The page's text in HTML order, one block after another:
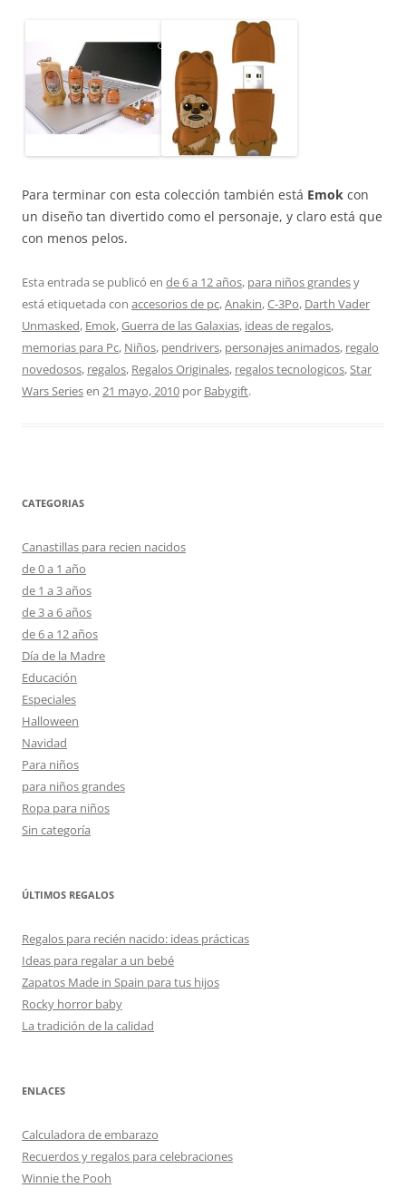
Para terminar con esta colección también está Emok con
un diseño tan divertido como el personaje, y claro está que
con menos pelos.
Esta entrada se publicó en de 6 a 12 años, para niños grandesy
está etiquetada con accesorios de pc,Anakin,C-3Po, Darth Vader
Unmasked, Emok,Guerra de las Galaxias, ideas de regalos,
memorias para Pc, Niños, pendrivers, personajes animados, regalo
novedosos, regalos, Regalos Originales, regalos tecnologicos,Star
Wars Seriesen 21 mayo, 2010 por Babygift.
CATEGORIAS
Canastillas para recien nacidos
de 0 a 1 año
de 1 a 3 años
de 3 a 6 años
de 6 a 12 años
Día de la Madre
Educación
Especiales
Halloween
Navidad
Para niños
para niños grandes
Ropa para niños
Sin categoría
ÚLTIMOS REGALOS
Regalos para recién nacido: ideas prácticas
Ideas para regalar a un bebé
Zapatos Made in Spain para tus hijos
Rocky horror baby
La tradición de la calidad
ENLACES
Calculadora de embarazo
Recuerdos y regalos para celebraciones
Winnie the Pooh